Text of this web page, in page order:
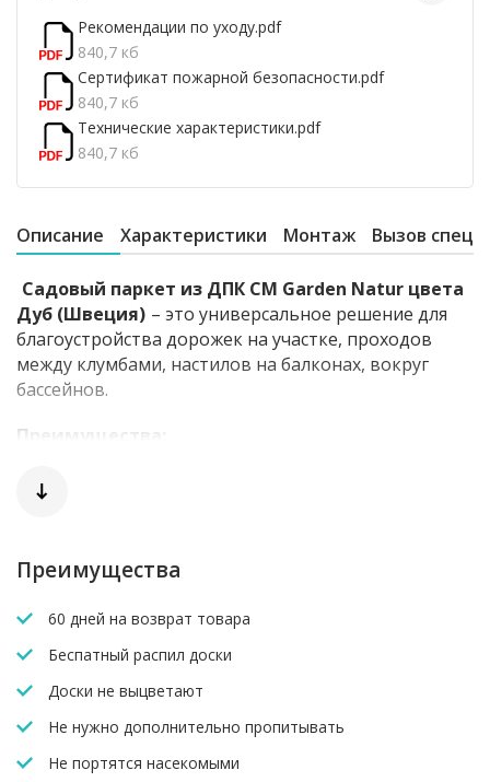
Рекомендации по уходу.pdf
840,7 кб
Сертификат пожарной безопасности.pdf
840,7 кб
Технические характеристики.pdf
840,7 кб
Описание Характеристики Монтаж Вызов
Садовый паркет из ДПК CM Garden Natur цвета
Дуб (Швеция) – это универсальное решение для
благоустройства дорожек на участке, проходов
между клумбами, настилов на балконах, вокруг
бассейнов.
Преимущества:
грибка, плесени;
• Простота в уходе;
• Универсальность.
Плитка из ДПК CM Garden Natur Дуб
устанавливается на любую ровную поверхность.
Система фиксации «шип-паз» обеспечивает
дополнительного крепежа.
Преимущества
60 дней на возврат товара
Беспатный распил доски
Доски не выцветают
Не нужно дополнительно пропитывать
Не портятся насекомыми